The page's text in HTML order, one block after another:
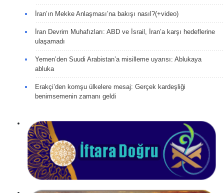
İran’ın Mekke Anlaşması’na bakışı nasıl?(+video)
İran Devrim Muhafızları: ABD ve İsrail, İran’a karşı hedeflerine
ulaşamadı
Yemen’den Suudi Arabistan’a misilleme uyarısı: Ablukaya
abluka
Erakçi’den komşu ülkelere mesaj: Gerçek kardeşliği
benimsemenin zamanı geldi